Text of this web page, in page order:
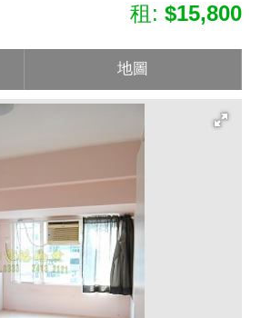
租: $15,800
地圖